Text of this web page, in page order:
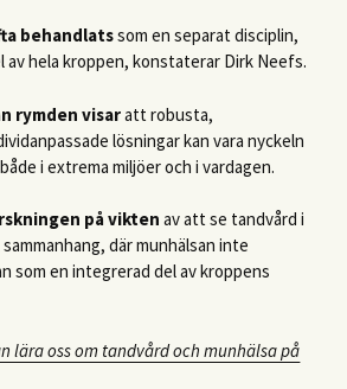
behandlatssom en separat disciplin,
av hela kroppen, konstaterar Dirk Neefs.
rymden visaratt robusta,
lösningar kan vara nyckeln
i extrema miljöer och i vardagen.
på vikten av att se tandvård i
där munhälsan inte
som en integrerad del av kroppens
lära oss om tandvård och munhälsa på